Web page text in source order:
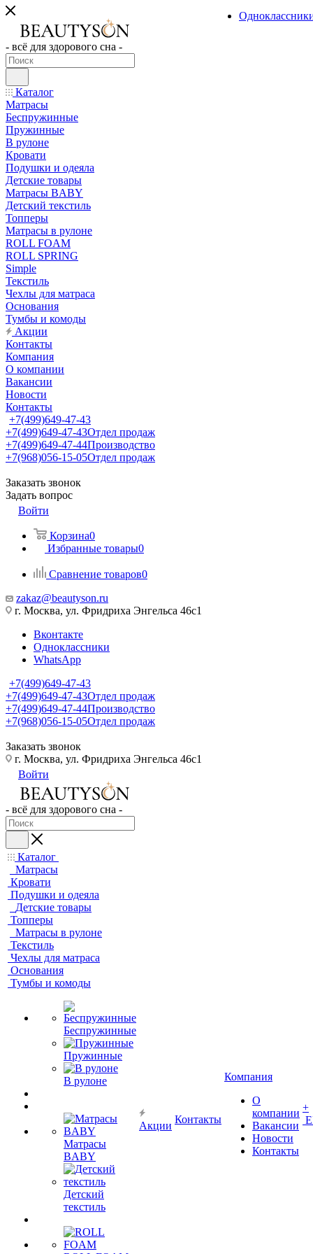
- всё для здорового сна -
Каталог
Матрасы
Беспружинные
Пружинные
В рулоне
Кровати
Подушки и одеяла
Детские товары
Матрасы BABY
Детский текстиль
Топперы
Матрасы в рулоне
ROLL FOAM
ROLL SPRING
Simple
Текстиль
Чехлы для матраса
Основания
Тумбы и комоды
Акции
Контакты
Компания
О компании
Вакансии
Новости
Контакты
+7(499)649-47-43
+7(499)649-47-43Отдел продаж
+7(499)649-47-44Производство
+7(968)056-15-05Отдел продаж
Заказать звонок
Задать вопрос
Войти
Корзина0
Избранные товары0
Сравнение товаров0
zakaz@beautyson.ru
г. Москва, ул. Фридриха Энгельса 46с1
Вконтакте
Одноклассники
WhatsApp
+7(499)649-47-43
+7(499)649-47-43Отдел продаж
+7(499)649-47-44Производство
+7(968)056-15-05Отдел продаж
Заказать звонок
г. Москва, ул. Фридриха Энгельса 46с1
Войти
- всё для здорового сна -
Каталог
Матрасы
Кровати
Подушки и одеяла
Детские товары
Топперы
Матрасы в рулоне
Текстиль
Чехлы для матраса
Основания
Тумбы и комоды
Беспружинные
Пружинные
В рулоне
Матрасы
BABY
Детский
текстиль
Акции
Контакты
Компания
О
компании
Вакансии
Новости
Контакты
+